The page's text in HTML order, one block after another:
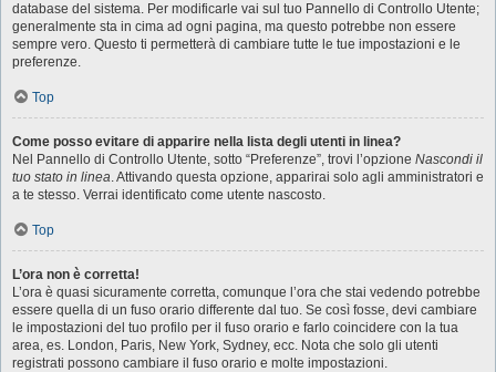
database del sistema. Per modificarle vai sul tuo Pannello di Controllo Utente;
generalmente sta in cima ad ogni pagina, ma questo potrebbe non essere
sempre vero. Questo ti permetterà di cambiare tutte le tue impostazioni e le
preferenze.
Top
Come posso evitare di apparire nella lista degli utenti in linea?
Nel Pannello di Controllo Utente, sotto “Preferenze”, trovi l’opzione Nascondi il
tuo stato in linea. Attivando questa opzione, apparirai solo agli amministratori e
a te stesso. Verrai identificato come utente nascosto.
Top
L’ora non è corretta!
L’ora è quasi sicuramente corretta, comunque l’ora che stai vedendo potrebbe
essere quella di un fuso orario differente dal tuo. Se così fosse, devi cambiare
le impostazioni del tuo profilo per il fuso orario e farlo coincidere con la tua
area, es. London, Paris, New York, Sydney, ecc. Nota che solo gli utenti
registrati possono cambiare il fuso orario e molte impostazioni.